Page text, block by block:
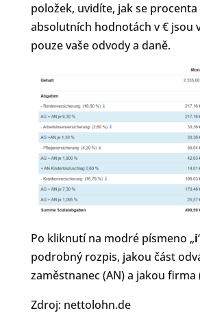
položek, uvidíte, jak se procenta
absolutních hodnotách v € jsou
pouze vaše odvody a daně.
Po kliknutí na modré písmeno „i
podrobný rozpis, jakou část
zaměstnanec (AN) a jakou firma
Zdroj: nettolohn.de